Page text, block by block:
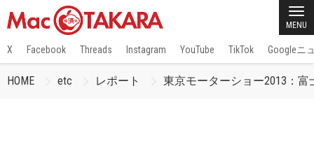
MENU
X Facebook Threads Instagram YouTube TikTok Googleニ
HOME etc レポート 東京モーターショー2013：富